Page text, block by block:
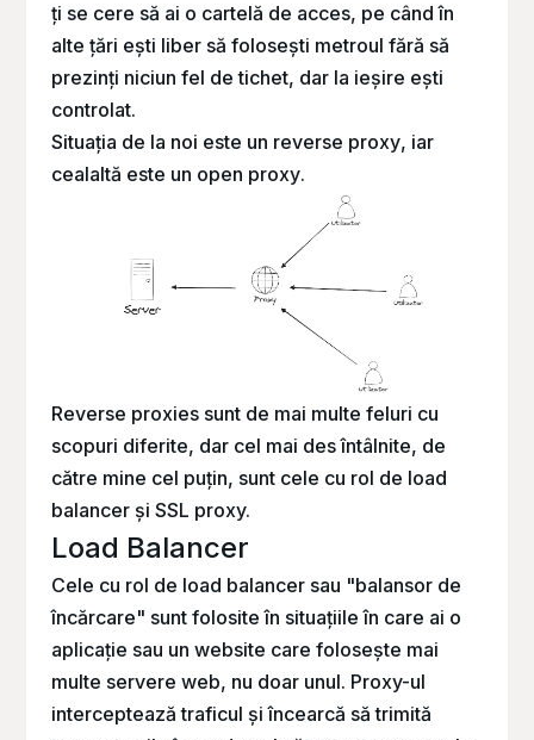
ți se cere să ai o cartelă de acces, pe când în
alte țări ești liber să folosești metroul fără să
prezinți niciun fel de tichet, dar la ieșire ești
controlat.
Situația de la noi este un reverse proxy, iar
cealaltă este un open proxy.
Reverse proxies sunt de mai multe feluri cu
scopuri diferite, dar cel mai des întâlnite, de
către mine cel puțin, sunt cele cu rol de load
balancer și SSL proxy.
Load Balancer
Cele cu rol de load balancersau "balansor de
încărcare" sunt folosite în situațiile în care ai o
aplicație sau un website care folosește mai
multe servere web, nu doar unul. Proxy-ul
interceptează traficul și încearcă să trimită